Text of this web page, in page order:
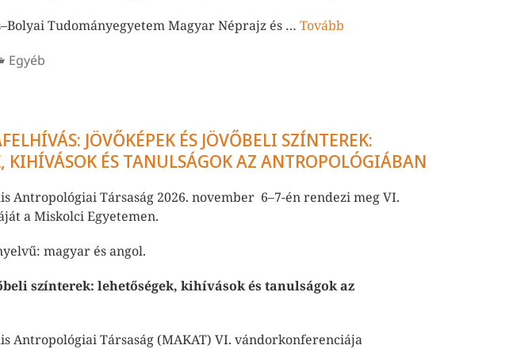
Tudományegyetem Magyar Néprajz és … Tovább
Kategória
Egyéb
JÖVŐKÉPEK ÉS JÖVŐBELI SZÍNTEREK:
KIHÍVÁSOK ÉS TANULSÁGOK AZ ANTROPOLÓGIÁBAN
Antropológiai Társaság 2026. november 6–7-én rendezi meg VI.
a Miskolci Egyetemen.
magyar és angol.
színterek: lehetőségek, kihívásokéstanulságok az
Antropológiai Társaság (MAKAT) VI. vándorkonferenciája